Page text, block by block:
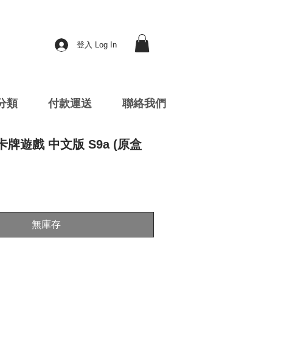
登入 Log In
類 付款運送 聯絡我們
牌遊戲 中文版 S9a (原盒
無庫存